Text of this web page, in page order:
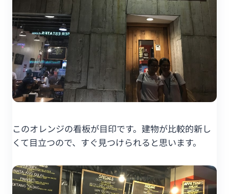
このオレンジの看板が目印です。建物が比較的新し
くて目立つので、すぐ見つけられると思います。